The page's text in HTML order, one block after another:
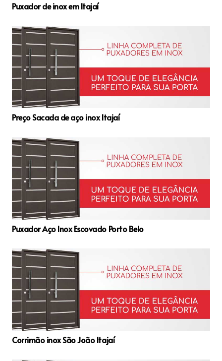
Puxador de inox em Itajaí
Preço Sacada de aço inox Itajaí
Puxador Aço Inox Escovado Porto Belo
Corrimão inox São João Itajaí